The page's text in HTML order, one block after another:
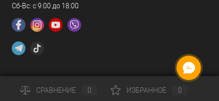
Сб-Вс: с 9:00 до 18:00
СРАВНЕНИЕ 0 ИЗБРАННОЕ 0